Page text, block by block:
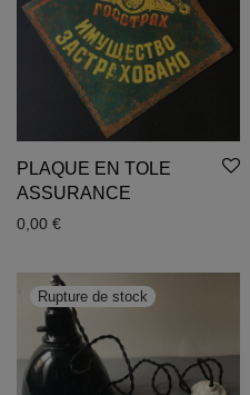
PLAQUE EN TOLE
ASSURANCE
0,00 €